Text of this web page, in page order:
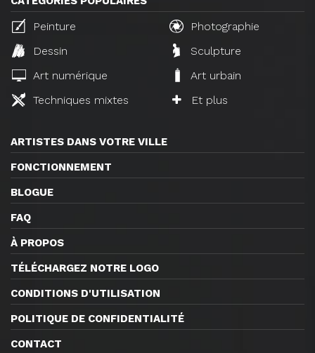
Peinture
Photographie
Dessin
Sculpture
Art numérique
Art urbain
Techniques mixtes
Et plus
ARTISTES DANS VOTRE VILLE
FONCTIONNEMENT
BLOGUE
FAQ
À PROPOS
TÉLÉCHARGEZ NOTRE LOGO
CONDITIONS D'UTILISATION
POLITIQUE DE CONFIDENTIALITÉ
CONTACT